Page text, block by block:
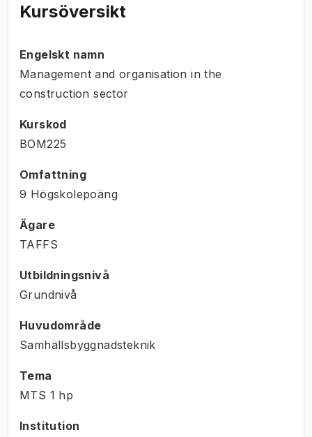
Kursöversikt
Engelskt namn
Management and organisation in the
construction sector
Kurskod
BOM225
Omfattning
9 Högskolepoäng
Ägare
TAFFS
Utbildningsnivå
Grundnivå
Huvudområde
Samhällsbyggnadsteknik
Tema
MTS 1 hp
Institution